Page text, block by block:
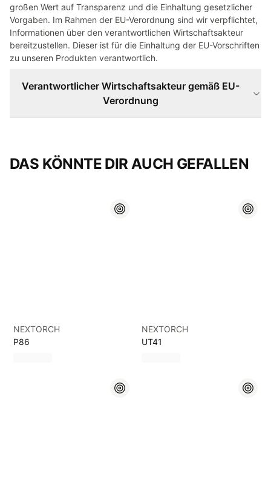
großen Wert auf Transparenz und die Einhaltung gesetzlicher
Vorgaben. Im Rahmen der EU-Verordnung sind wir verpflichtet,
Informationen über den verantwortlichen Wirtschaftsakteur
bereitzustellen. Dieser ist für die Einhaltung der EU-Vorschriften
zu unseren Produkten verantwortlich.
Verantwortlicher Wirtschaftsakteur gemäß EU-
Verordnung
DAS KÖNNTE DIR AUCH GEFALLEN
NEXTORCH
P86
NEXTORCH
UT41